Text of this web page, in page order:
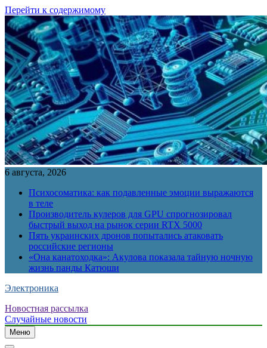
Перейти к содержимому
6 августа, 2026
Психосоматика: как подавленные эмоции выражаются
в теле
Производитель кулеров для GPU спрогнозировал
быстрый выход на рынок серии RTX 5000
Пять украинских дронов попытались атаковать
российские регионы
«Она канатоходка»: Акулова показала тайную ночную
жизнь панды Катюши
Электроника
Новостная рассылка
Случайные новости
Меню